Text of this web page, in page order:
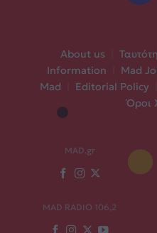
About us
Information
Mad
Mad
Editorial Policy
Όροι
MAD.gr
MAD RADIO 106,2